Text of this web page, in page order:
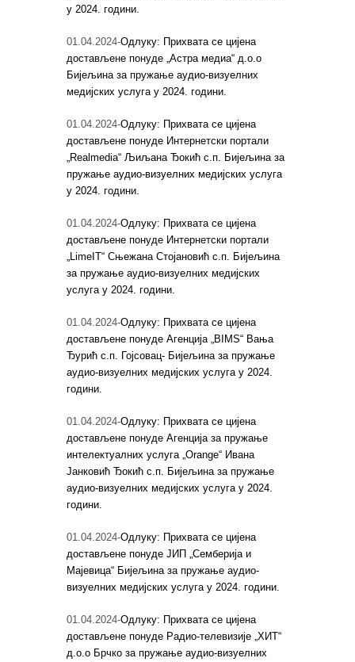
у 2024. години.
01.04.2024-Одлуку: Прихвата се цијена
достављене понуде „Астра медиа“ д.о.о
Бијељина за пружање аудио-визуелних
медијских услуга у 2024. години.
01.04.2024-Одлуку: Прихвата се цијена
достављене понуде Интернетски портали
„Realmedia“ Љиљана Ђокић с.п. Бијељина за
пружање аудио-визуелних медијских услуга
у 2024. години.
01.04.2024-Одлуку: Прихвата се цијена
достављене понуде Интернетски портали
„LimeIT“ Сњежана Стојановић с.п. Бијељина
за пружање аудио-визуелних медијских
услуга у 2024. години.
01.04.2024-Одлуку: Прихвата се цијена
достављене понуде Агенција „BIMS“ Вања
Ђурић с.п. Гојсовац- Бијељина за пружање
аудио-визуелних медијских услуга у 2024.
години.
01.04.2024-Одлуку: Прихвата се цијена
достављене понуде Агенција за пружање
интелектуалних услуга „Orange“ Ивана
Јанковић Ђокић с.п. Бијељина за пружање
аудио-визуелних медијских услуга у 2024.
години.
01.04.2024-Одлуку: Прихвата се цијена
достављене понуде ЈИП „Семберија и
Мајевица“ Бијељина за пружање аудио-
визуелних медијских услуга у 2024. години.
01.04.2024-Одлуку: Прихвата се цијена
достављене понуде Радио-телевизије „ХИТ“
д.о.о Брчко за пружање аудио-визуелних